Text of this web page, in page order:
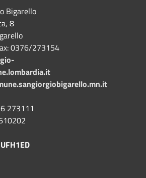
Bigarello
8
0376/273154
273111
UFH1ED